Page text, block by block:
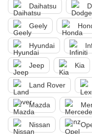
Daihatsu
Geely
Hyundai
Jeep Kia
Land Rover
Mazda
Nissan